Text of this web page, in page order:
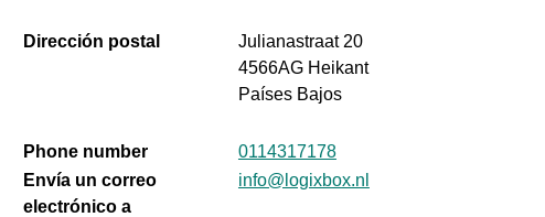
Dirección postal
Julianastraat 20
4566AG Heikant
Países Bajos
Phone number
0114317178
Envía un correo
electrónico a
info@logixbox.nl